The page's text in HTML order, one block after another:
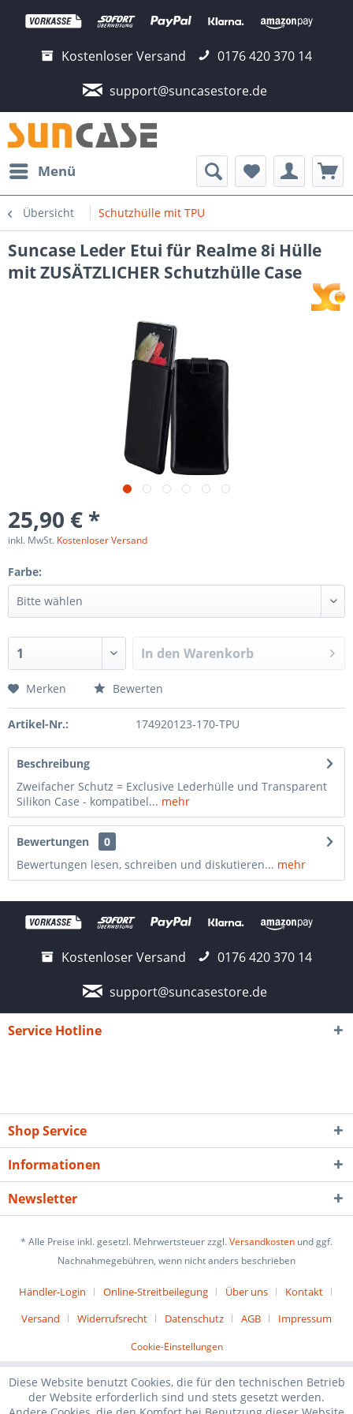
Kostenloser Versand
0176 420 370 14
support@suncasestore.de
Menü
Übersicht Schutzhülle mit TPU
Suncase Leder Etui für Realme 8i Hülle
mit ZUSÄTZLICHER Schutzhülle Case
25,90 € *
inkl. MwSt. Kostenloser Versand
Farbe:
In den Warenkorb
Merken Bewerten
Artikel-Nr.: 174920123-170-TPU
Beschreibung
Zweifacher Schutz = Exclusive Lederhülle und Transparent
Silikon Case - kompatibel... mehr
Bewertungen
0
Bewertungen lesen, schreiben und diskutieren... mehr
Kostenloser Versand
0176 420 370 14
support@suncasestore.de
Service Hotline
Shop Service
Informationen
Newsletter
* Alle Preise inkl. gesetzl. Mehrwertsteuer zzgl.Versandkosten und ggf.
Nachnahmegebühren, wenn nicht anders beschrieben
Händler-Login Online-Streitbeilegung Über uns
Kontakt
Versand
Widerrufsrecht Datenschutz AGB Impressum
Cookie-Einstellungen
Diese Website benutzt Cookies, die für den technischen Betrieb
der Website erforderlich sind und stets gesetzt werden.